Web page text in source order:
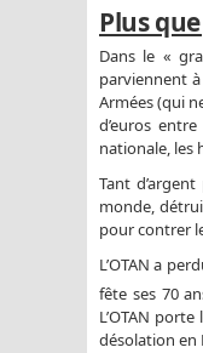
Plus
Dans le «
parviennent
Armées (qui
d’euros
nationale, les
Tant
monde,
pour contrer
L’OTAN a
fête ses 70
L’OTAN
désolation en